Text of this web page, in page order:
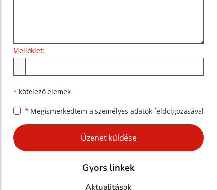
Melléklet:
* kötelező elemek
* Megismerkedtem a személyes adatok feldolgozásával
Google reCaptcha Response
Üzenet küldése
Gyors linkek
Aktualitások